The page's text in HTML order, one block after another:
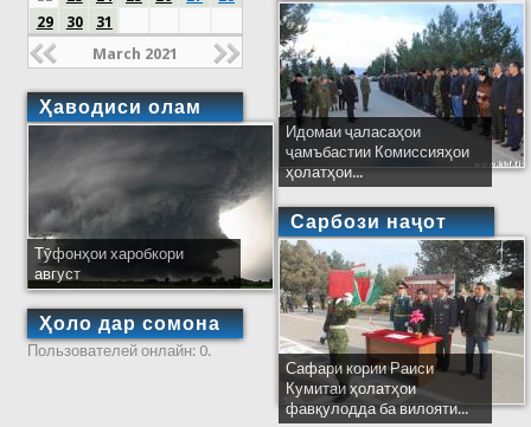
29
30 31
March 2021
Ҳаводиси олам
Тӯфонҳои харобкори
август
Ҳоло дар сомона
Пользователей онлайн: 0.
Идомаи ҷаласаҳои
ҷамъбастии Комиссияҳои
ҳолатҳои...
Сарбози наҷот
Сафари кории Раиси
Кумитаи ҳолатҳои
фавқулодда ба вилояти...